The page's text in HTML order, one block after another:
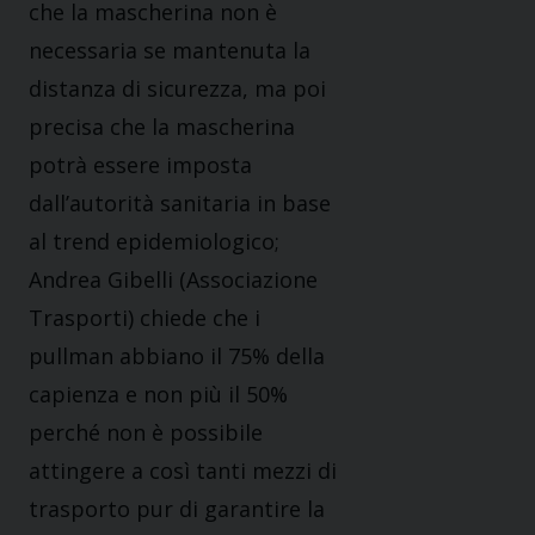
che la mascherina non è
necessaria se mantenuta la
distanza di sicurezza, ma poi
precisa che la mascherina
potrà essere imposta
dall’autorità sanitaria in base
al trend epidemiologico;
Andrea Gibelli (Associazione
Trasporti) chiede che i
pullman abbiano il 75% della
capienza e non più il 50%
perché non è possibile
attingere a così tanti mezzi di
trasporto pur di garantire la